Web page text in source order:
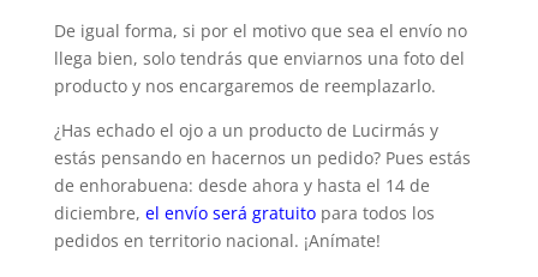
De igual forma, si por el motivo que sea el envío no
llega bien, solo tendrás que enviarnos una foto del
producto y nos encargaremos de reemplazarlo.
¿Has echado el ojo a un producto de Lucirmás y
estás pensando en hacernos un pedido? Pues estás
de enhorabuena: desde ahora y hasta el 14 de
diciembre, el envío será gratuito para todos los
pedidos en territorio nacional. ¡Anímate!